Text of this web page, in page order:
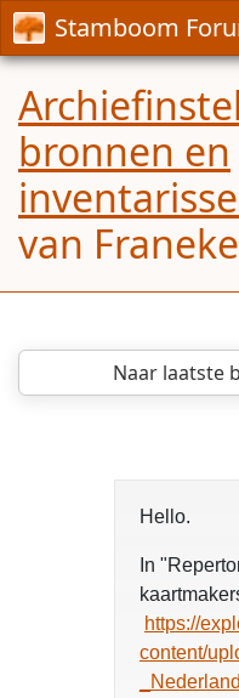
Stamboom
bronnen en
van
Naar laatste
Hello.
In
https://
content/